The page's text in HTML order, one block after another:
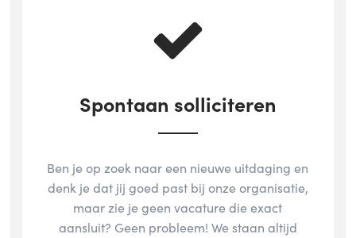
Spontaan solliciteren
Ben je op zoek naar een nieuwe uitdaging en
denk je dat jij goed past bij onze organisatie,
maar zie je geen vacature die exact
aansluit? Geen probleem! We staan altijd